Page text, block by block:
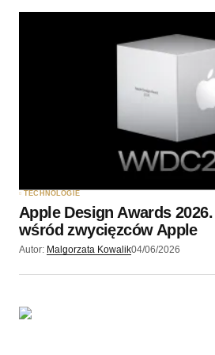
TECHNOLOGIE
Apple Design Awards
wśród zwycięzców Apple
Autor: Malgorzata Kowalik04/06/2026